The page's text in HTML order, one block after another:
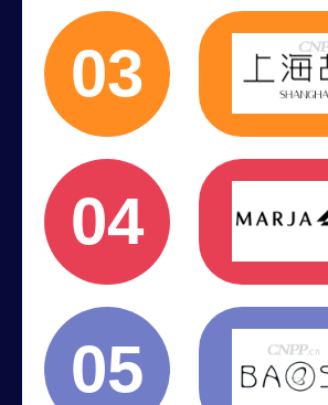
03
04
05